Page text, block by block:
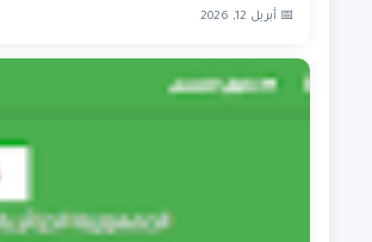
📅 أبريل 12, 2026